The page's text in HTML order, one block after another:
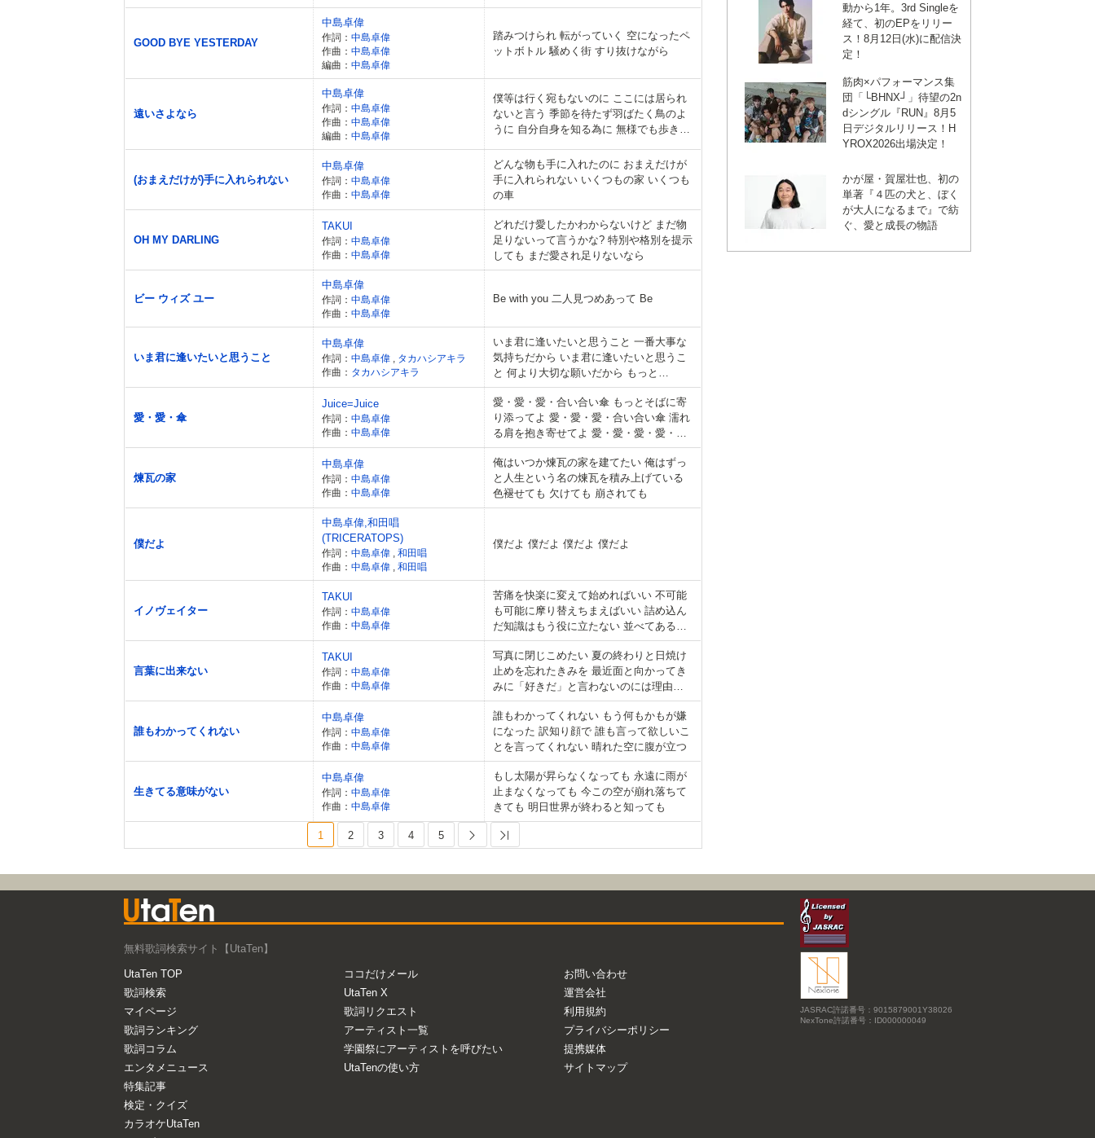
GOOD BYE YESTERDAY
中島卓偉
作詞： 中島卓偉
作曲： 中島卓偉
編曲： 中島卓偉
踏みつけられ 転がっていく 空になったペ
ットボトル 騒めく街 すり抜けながら
遠いさよなら
中島卓偉
作詞： 中島卓偉
作曲： 中島卓偉
編曲： 中島卓偉
僕等は行く宛もないのに ここには居られ
ないと言う 季節を待たず羽ばたく鳥のよ
うに 自分自身を知る為に 無様でも歩き続
(おまえだけが)手に入れられない
中島卓偉
作詞： 中島卓偉
作曲： 中島卓偉
どんな物も手に入れたのに おまえだけが
手に入れられない いくつもの家 いくつも
の車
OH MY DARLING
TAKUI
作詞： 中島卓偉
作曲： 中島卓偉
どれだけ愛したかわからないけど まだ物
足りないって言うかな? 特別や格別を提示
しても まだ愛され足りないなら
ビー ウィズ ユー
中島卓偉
作詞： 中島卓偉
作曲： 中島卓偉
Be with you 二人見つめあって Be
いま君に逢いたいと思うこと
中島卓偉
作詞： 中島卓偉
タカハシアキラ
作曲： タカハシアキラ
いま君に逢いたいと思うこと 一番大事な
気持ちだから いま君に逢いたいと思うこ
と 何より大切な願いだから もっと…
愛・愛・傘
Juice=Juice
作詞： 中島卓偉
作曲： 中島卓偉
愛・愛・愛・合い合い傘 もっとそばに寄
り添ってよ 愛・愛・愛・合い合い傘 濡れ
る肩を抱き寄せてよ 愛・愛・愛・愛・愛
がさ
煉瓦の家
中島卓偉
作詞： 中島卓偉
作曲： 中島卓偉
俺はいつか煉瓦の家を建てたい 俺はずっ
と人生という名の煉瓦を積み上げている
色褪せても 欠けても 崩されても
僕だよ
中島卓偉,和田唱
(TRICERATOPS)
作詞： 中島卓偉
和田唱
作曲： 中島卓偉 和田唱
僕だよ 僕だよ 僕だよ 僕だよ
イノヴェイター
TAKUI
作詞： 中島卓偉
作曲： 中島卓偉
苦痛を快楽に変えて始めればいい 不可能
も可能に摩り替えちまえばいい 詰め込ん
だ知識はもう役に立たない 並べてある金
はドミノ倒しにすればいい
言葉に出来ない
TAKUI
作詞： 中島卓偉
作曲： 中島卓偉
写真に閉じこめたい 夏の終わりと日焼け
止めを忘れたきみを 最近面と向かってき
みに「好きだ」と言わないのには理由が
あるんだ 綺麗な物をただ綺麗と言うとつ
まんないように
誰もわかってくれない
中島卓偉
作詞： 中島卓偉
作曲： 中島卓偉
誰もわかってくれない もう何もかもが嫌
になった 訳知り顔で 誰も言って欲しいこ
とを言ってくれない 晴れた空に腹が立つ
生きてる意味がない
中島卓偉
作詞： 中島卓偉
作曲： 中島卓偉
もし太陽が昇らなくなっても 永遠に雨が
止まなくなっても 今この空が崩れ落ちて
きても 明日世界が終わると知っても
1 2 3 4 5 Next
動から1年。3rd Singleを
経て、初のEPをリリー
ス！8月12日(水)に配信決
定！
筋肉×パフォーマンス集
団「└BHNX┘」待望の2n
dシングル『RUN』8月5
日デジタルリリース！H
YROX2026出場決定！
かが屋・賀屋壮也、初の
単著『４匹の犬と、ぼく
が大人になるまで』で紡
ぐ、愛と成長の物語
無料歌詞検索サイト【UtaTen】
UtaTen TOP
歌詞検索
マイページ
歌詞ランキング
歌詞コラム
エンタメニュース
特集記事
検定・クイズ
カラオケUtaTen
ココだけメール
UtaTen X
歌詞リクエスト
アーティスト一覧
学園祭にアーティストを呼びたい
UtaTenの使い方
お問い合わせ
運営会社
利用規約
プライバシーポリシー
提携媒体
サイトマップ
JASRAC許諾番号：9015879001Y38026
NexTone許諾番号：ID000000049